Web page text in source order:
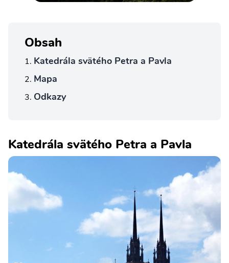
Obsah
Katedrála svätého Petra a Pavla
Mapa
Odkazy
Katedrála svätého Petra a Pavla